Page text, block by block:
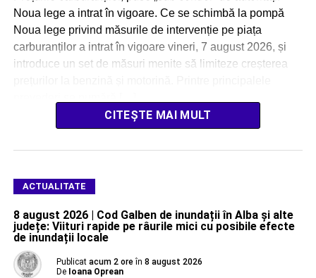
Noua lege a intrat în vigoare. Ce se schimbă la pompă
Noua lege privind măsurile de intervenție pe piața
carburanților a intrat în vigoare vineri, 7 august 2026, și
introduce un set de măsuri menite să limiteze creșterea
CITEȘTE MAI MULT
ACTUALITATE
8 august 2026 | Cod Galben de inundații în Alba și alte
județe: Viituri rapide pe râurile mici cu posibile efecte
de inundații locale
Publicat acum 2 ore în 8 august 2026
De Ioana Oprean